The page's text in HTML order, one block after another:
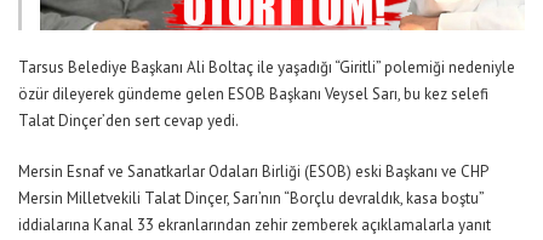
Tarsus Belediye Başkanı Ali Boltaç ile yaşadığı “Giritli” polemiği nedeniyle
özür dileyerek gündeme gelen ESOB Başkanı Veysel Sarı, bu kez selefi
Talat Dinçer’den sert cevap yedi.
Mersin Esnaf ve Sanatkarlar Odaları Birliği (ESOB) eski Başkanı ve CHP
Mersin Milletvekili Talat Dinçer, Sarı’nın “Borçlu devraldık, kasa boştu”
iddialarına Kanal 33 ekranlarından zehir zemberek açıklamalarla yanıt